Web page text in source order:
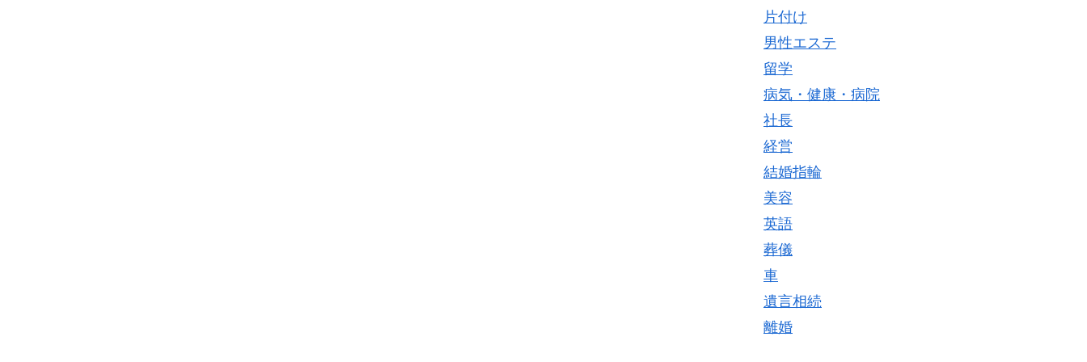
片付け
男性エステ
留学
病気・健康・病院
社長
経営
結婚指輪
美容
英語
葬儀
車
遺言相続
離婚